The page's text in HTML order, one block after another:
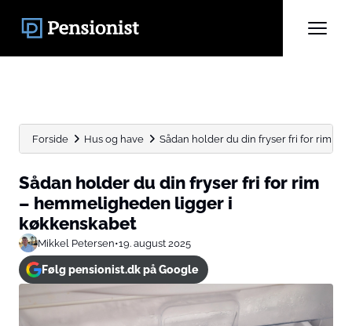
Forside Hus og have Sådan holder du din fryser fri for rim –
Sådan holder du din fryser fri for rim
– hemmeligheden ligger i
køkkenskabet
Mikkel Petersen•19. august 2025
Følg pensionist.dk på Google